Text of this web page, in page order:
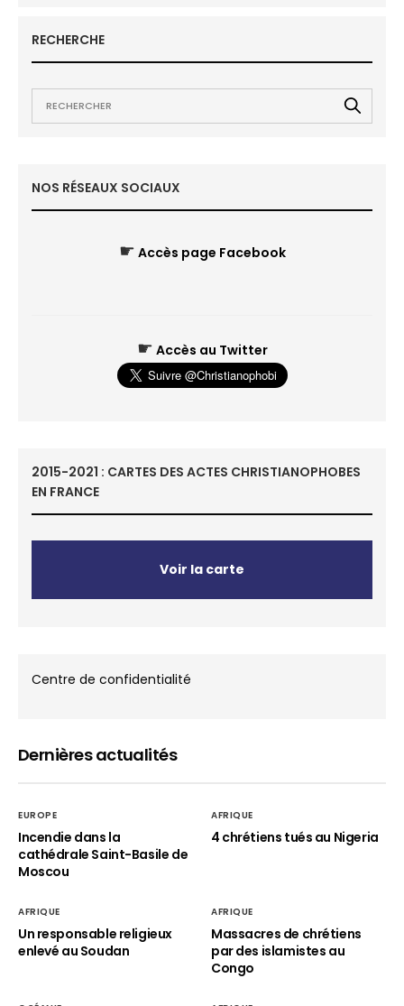
RECHERCHE
NOS RÉSEAUX SOCIAUX
☛ Accès page Facebook
☛ Accès au Twitter
2015-2021 : CARTES DES ACTES CHRISTIANOPHOBES
EN FRANCE
Voir la carte
Centre de confidentialité
Dernières actualités
EUROPE
Incendie dans la
cathédrale Saint-Basile de
Moscou
AFRIQUE
4 chrétiens tués au Nigeria
AFRIQUE
Un responsable religieux
enlevé au Soudan
AFRIQUE
Massacres de chrétiens
par des islamistes au
Congo